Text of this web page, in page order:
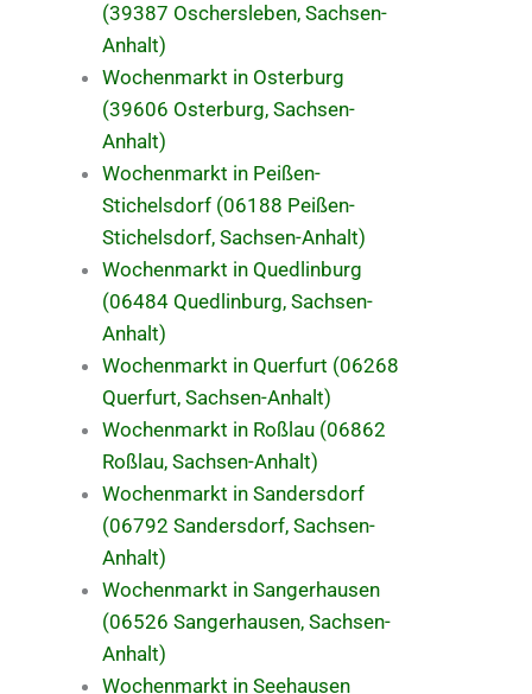
(39387 Oschersleben, Sachsen-
Anhalt)
Wochenmarkt in Osterburg
(39606 Osterburg, Sachsen-
Anhalt)
Wochenmarkt in Peißen-
Stichelsdorf (06188 Peißen-
Stichelsdorf, Sachsen-Anhalt)
Wochenmarkt in Quedlinburg
(06484 Quedlinburg, Sachsen-
Anhalt)
Wochenmarkt in Querfurt (06268
Querfurt, Sachsen-Anhalt)
Wochenmarkt in Roßlau (06862
Roßlau, Sachsen-Anhalt)
Wochenmarkt in Sandersdorf
(06792 Sandersdorf, Sachsen-
Anhalt)
Wochenmarkt in Sangerhausen
(06526 Sangerhausen, Sachsen-
Anhalt)
Wochenmarkt in Seehausen